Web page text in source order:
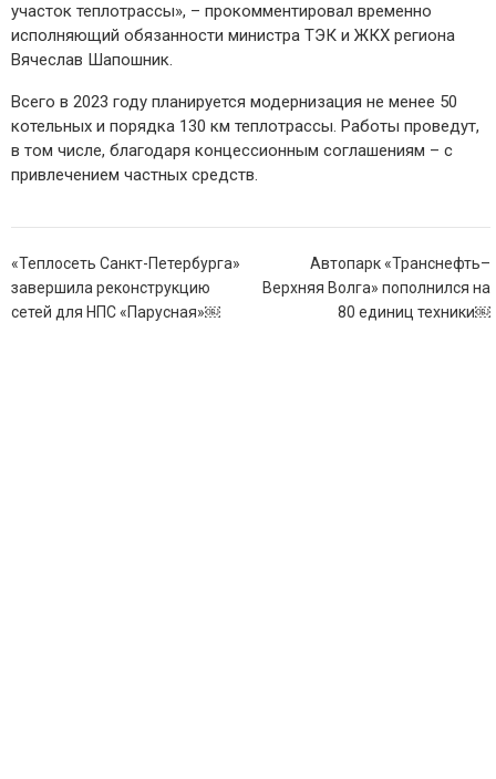
участок теплотрассы», – прокомментировал временно
исполняющий обязанности министра ТЭК и ЖКХ региона
Вячеслав Шапошник.
Всего в 2023 году планируется модернизация не менее 50
котельных и порядка 130 км теплотрассы. Работы проведут,
в том числе, благодаря концессионным соглашениям – с
привлечением частных средств.
Навигация
по
записям
«Теплосеть Санкт-Петербурга»
завершила реконструкцию
сетей для НПС «Парусная»￼
Автопарк «Транснефть–
Верхняя Волга» пополнился на
80 единиц техники￼